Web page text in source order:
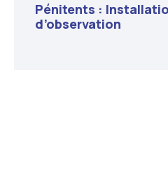
Pénitents :
d’observation